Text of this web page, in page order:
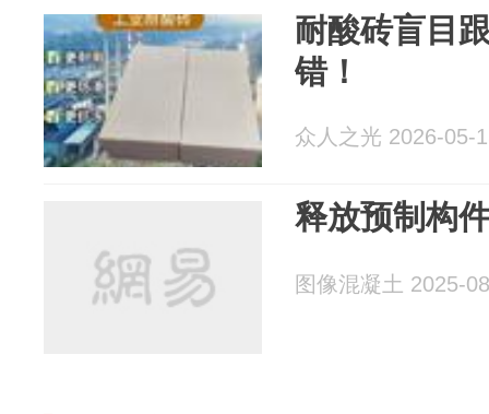
耐酸砖盲目
错！
众人之光 2026-05-
释放预制构
图像混凝土 2025-